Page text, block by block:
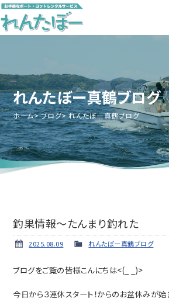
れんたぼー真鶴ブログ
ホーム ブログ れんたぼー真鶴ブログ
釣果情報～たんまり釣れた
2025.08.09 れんたぼー真鶴ブログ
ブログをご覧の皆様こんにちは<(_ _)>
今日から３連休スタート！からのお盆休みが始